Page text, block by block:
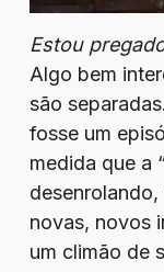
Estou
Algo bem
são
fosse um
medida que a
novas, novos
um climão de